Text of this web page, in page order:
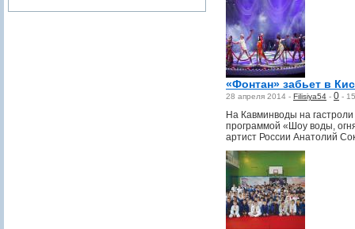
«Фонтан» забьет в
28 апреля 2014 - Filisiya54 - 0 -
На Кавминводы на
программой «Шоу воды,
артист России Анатолий